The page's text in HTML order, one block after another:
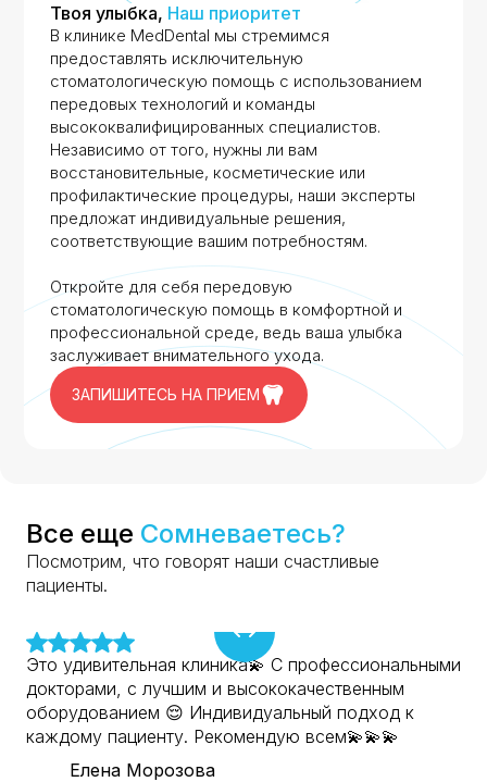
Твоя улыбка, Наш приоритет
В клинике MedDental мы стремимся
предоставлять исключительную
стоматологическую помощь с использованием
передовых технологий и команды
высококвалифицированных специалистов.
Независимо от того, нужны ли вам
восстановительные, косметические или
профилактические процедуры, наши эксперты
предложат индивидуальные решения,
соответствующие вашим потребностям.
Откройте для себя передовую
стоматологическую помощь в комфортной и
профессиональной среде, ведь ваша улыбка
заслуживает внимательного ухода.
ЗАПИШИТЕСЬ НА ПРИЕМ
Все еще Сомневаетесь?
Посмотрим, что говорят наши счастливые
пациенты.
Это удивительная клиника💫 С профессиональными
докторами, с лучшим и высококачественным
оборудованием 😌 Индивидуальный подход к
каждому пациенту. Рекомендую всем💫💫💫
Елена Морозова